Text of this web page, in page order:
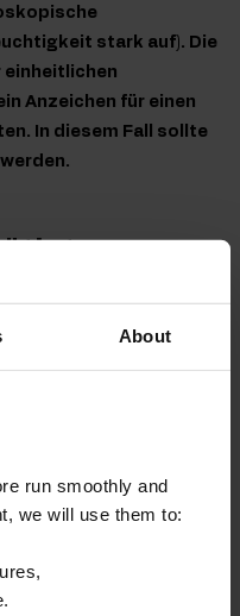
About
run smoothly and
we will use them to:
stark auf). Die
einheitlichen
Anzeichen für einen
In diesem Fall sollte
Kunden unterliegen
regelmäßigen
akkreditierten
analyse